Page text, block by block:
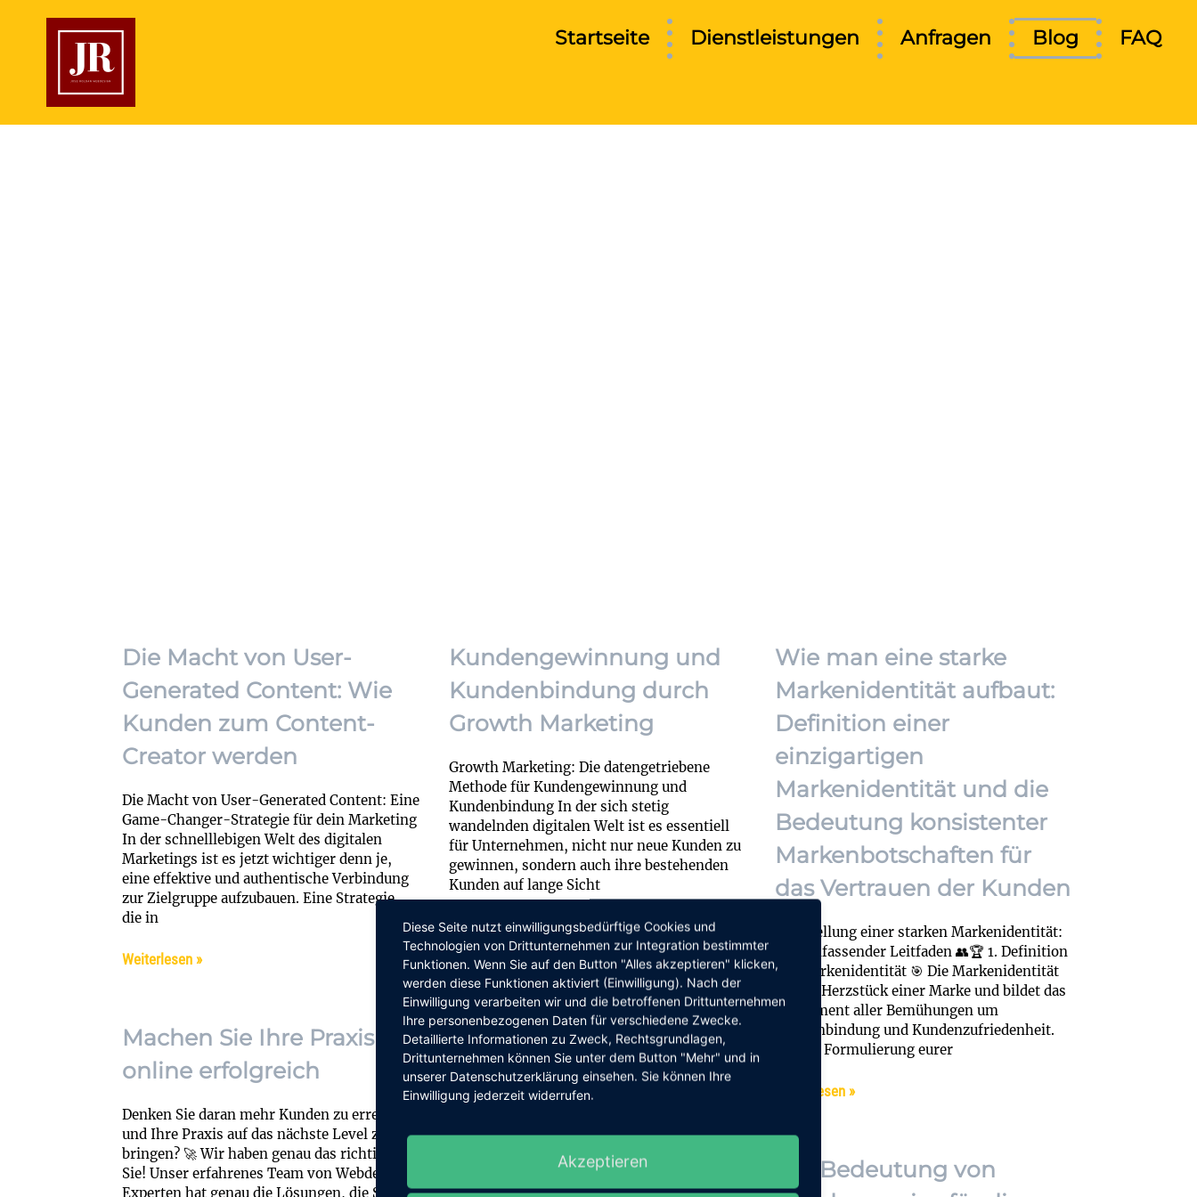
Startseite Dienstleistungen Anfragen Blog FAQ
Die Macht von User-
Generated Content: Wie
Kunden zum Content-
Creator werden
Die Macht von User-Generated Content: Eine
Game-Changer-Strategie für dein Marketing
In der schnelllebigen Welt des digitalen
Marketings ist es jetzt wichtiger denn je,
eine effektive und authentische Verbindung
zur Zielgruppe aufzubauen. Eine Strategie,
die in
Weiterlesen »
Kundengewinnung und
Kundenbindung durch
Growth Marketing
Growth Marketing: Die datengetriebene
Methode für Kundengewinnung und
Kundenbindung In der sich stetig
wandelnden digitalen Welt ist es essentiell
für Unternehmen, nicht nur neue Kunden zu
gewinnen, sondern auch ihre bestehenden
Kunden auf lange Sicht
Weiterlesen »
Wie man eine starke
Markenidentität aufbaut:
Definition einer
einzigartigen
Markenidentität und die
Bedeutung konsistenter
Markenbotschaften für
das Vertrauen der Kunden
# Erstellung einer starken Markenidentität:
Ein umfassender Leitfaden 👥🏆 1. Definition
der Markenidentität 🎯 Die Markenidentität
ist das Herzstück einer Marke und bildet das
Fundament aller Bemühungen um
Markenbindung und Kundenzufriedenheit.
Bei der Formulierung eurer
Weiterlesen »
Machen Sie Ihre Praxis
online erfolgreich
Denken Sie daran mehr Kunden zu erreichen
und Ihre Praxis auf das nächste Level zu
bringen? 🚀 Wir haben genau das richtige für
Sie! Unser erfahrenes Team von Webdesign-
Experten hat genau die Lösungen, die Sie
Local SEO: Wie man
lokale Kunden gewinnt
📍 Die Macht der Lokalen
Suchmaschinenoptimierung: 10 Schritte zum
Kleinunternehmen in ihrer Stadt oder Region
mit Wettbewerbern aus der ganzen Welt zu
Die Bedeutung von
Diese Seite nutzt einwilligungsbedürftige Cookies und
Technologien von Drittunternehmen zur Integration bestimmter
Funktionen. Wenn Sie auf den Button "Alles akzeptieren" klicken,
werden diese Funktionen aktiviert (Einwilligung). Nach der
Einwilligung verarbeiten wir und die betroffenen Drittunternehmen
Ihre personenbezogenen Daten für verschiedene Zwecke.
Detaillierte Informationen zu Zweck, Rechtsgrundlagen,
Drittunternehmen können Sie unter dem Button "Mehr" und in
unserer Datenschutzerklärung einsehen. Sie können Ihre
Einwilligung jederzeit widerrufen.
Akzeptieren